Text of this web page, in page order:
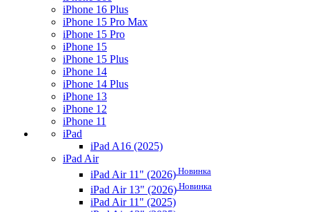
iPhone 16 Plus
iPhone 15 Pro Max
iPhone 15 Pro
iPhone 15
iPhone 15 Plus
iPhone 14
iPhone 14 Plus
iPhone 13
iPhone 12
iPhone 11
iPad
iPad A16 (2025)
iPad Air
iPad Air 11" (2026) Новинка
iPad Air 13" (2026) Новинка
iPad Air 11" (2025)